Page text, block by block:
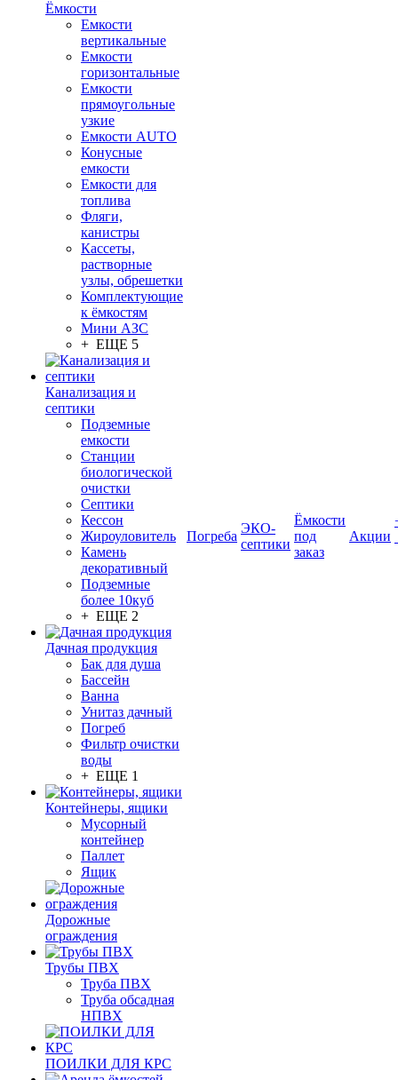
Ёмкости
Емкости
вертикальные
Емкости
горизонтальные
Емкости
прямоугольные
узкие
Емкости АUТО
Конусные
емкости
Емкости для
топлива
Фляги,
канистры
Кассеты,
растворные
узлы, обрешетки
Комплектующие
к ёмкостям
Мини АЗС
+ ЕЩЕ 5
Канализация и
септики
Подземные
емкости
Станции
биологической
очистки
Септики
Кессон
Жироуловитель
Камень
декоративный
Подземные
более 10куб
+ ЕЩЕ 2
Дачная продукция
Бак для душа
Бассейн
Ванна
Унитаз дачный
Погреб
Фильтр очистки
воды
+ ЕЩЕ 1
Контейнеры, ящики
Мусорный
контейнер
Паллет
Ящик
Дорожные
ограждения
Трубы ПВХ
Труба ПВХ
Труба обсадная
НПВХ
ПОИЛКИ ДЛЯ КРС
Погреба
ЭКО-
септики
Ёмкости
под
заказ
Акции